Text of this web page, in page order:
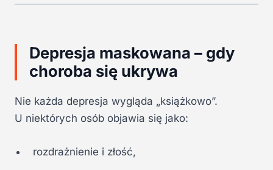
Depresja maskowana – gdy
choroba się ukrywa
Nie każda depresja wygląda „książkowo”.
U niektórych osób objawia się jako:
rozdrażnienie i złość,